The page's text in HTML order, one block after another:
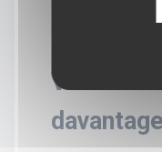
Vous